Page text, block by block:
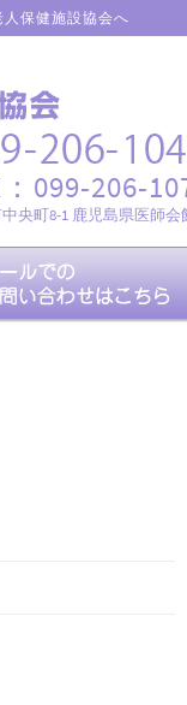
保健施設協会へ
：099-206-
央町8-1 鹿児島県医師会